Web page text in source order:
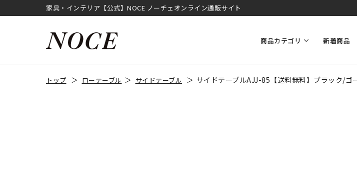
家具・インテリア【公式】NOCE ノーチェオンライン通販サイト
商品カテゴリ 新着商品
トップ ローテーブル サイドテーブル サイドテーブルAJJ-85【送料無料】ブラック/ゴ